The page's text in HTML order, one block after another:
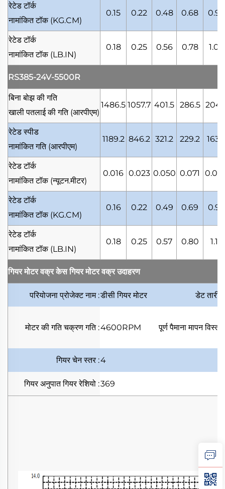
रेटेड टॉर्क
नामांकित टॉक (KG.CM)
0.15 0.22 0.48 0.68 0.95
रेटेड टॉर्क
नामांकित टॉक (LB.IN)
0.18 0.25 0.56 0.78 1.09
RS385-24V-5500R
बिना बोझ की गति
खाली पतलाई की गति (आरपीएम)
1486.5 1057.7 401.5 286.5
रेटेड स्पीड
नामांकित गति (आरपीएम)
1189.2 846.2 321.2 229.2
रेटेड टॉर्क
नामांकित टॉक (न्यूटन.मीटर)
0.016 0.023 0.050 0.071
रेटेड टॉर्क
नामांकित टॉक (KG.CM)
0.16 0.22 0.49 0.69 0.97
रेटेड टॉर्क
नामांकित टॉक (LB.IN)
0.18 0.25 0.57 0.80 1.12
गियर मोटर वक्र केसगियर मोटर वक्र उदाहरण
परियोजनाप्रोजेक्ट नाम :डीसी गियर मोटर डेट
मोटर की गतिचक्रण गति :4600RPM पूर्ण पैमानामापन
गियर चेनस्तर :4
गियर अनुपातगियर रेशियो :369